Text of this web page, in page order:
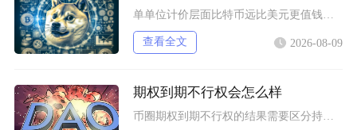
单单位计价层面比特币远比美元更值钱，但二者属于完全不同的价值载体，美元是全球通用主权法定货
查看全文 2026-08-09
期权到期不行权会怎么样